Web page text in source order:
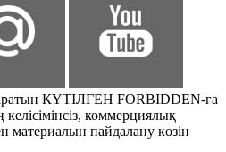
КҮТІЛГЕН FORBIDDEN-ға
коммерциялық
материалын пайдалану көзін